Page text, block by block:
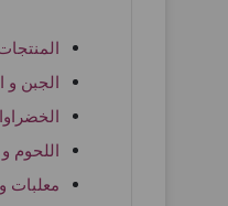
الجبن
اللحوم
معلبات